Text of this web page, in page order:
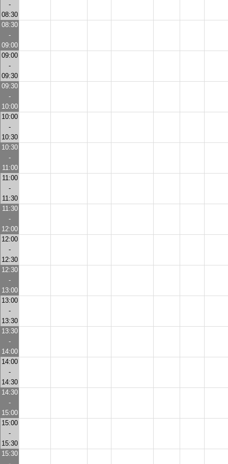
-
08:30
08:30
-
09:00
09:00
-
09:30
09:30
-
10:00
10:00
-
10:30
10:30
-
11:00
11:00
-
11:30
11:30
-
12:00
12:00
-
12:30
12:30
-
13:00
13:00
-
13:30
13:30
-
14:00
14:00
-
14:30
14:30
-
15:00
15:00
-
15:30
15:30